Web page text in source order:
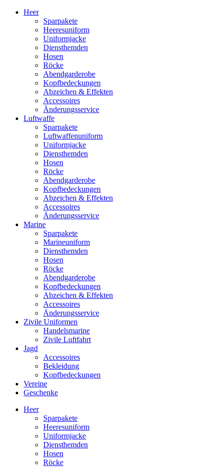
Heer
Sparpakete
Heeresuniform
Uniformjacke
Diensthemden
Hosen
Röcke
Abendgarderobe
Kopfbedeckungen
Abzeichen & Effekten
Accessoires
Änderungsservice
Luftwaffe
Sparpakete
Luftwaffenuniform
Uniformjacke
Diensthemden
Hosen
Röcke
Abendgarderobe
Kopfbedeckungen
Abzeichen & Effekten
Accessoires
Änderungsservice
Marine
Sparpakete
Marineuniform
Diensthemden
Hosen
Röcke
Abendgarderobe
Kopfbedeckungen
Abzeichen & Effekten
Accessoires
Änderungsservice
Zivile Uniformen
Handelsmarine
Zivile Luftfahrt
Jagd
Accessoires
Bekleidung
Kopfbedeckungen
Vereine
Geschenke
Heer
Sparpakete
Heeresuniform
Uniformjacke
Diensthemden
Hosen
Röcke